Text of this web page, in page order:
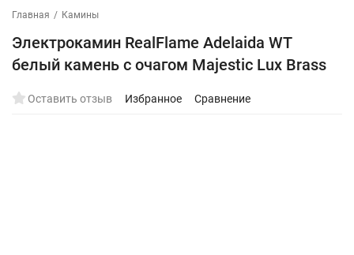
Главная / Камины
Электрокамин RealFlame Adelaida WT
белый камень с очагом Majestic Lux Brass
Оставить отзыв Избранное Сравнение